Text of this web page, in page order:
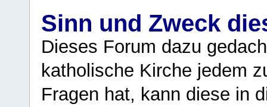
Sinn und Zweck
Dieses Forum dazu
katholische Kirche jedem
Fragen hat, kann diese in